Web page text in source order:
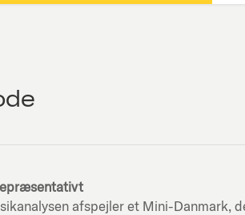
afspejler et Mini-